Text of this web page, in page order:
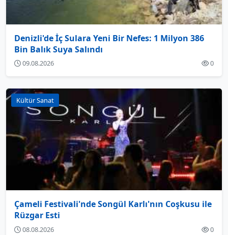
Denizli'de İç Sulara Yeni Bir Nefes: 1 Milyon 386
Bin Balık Suya Salındı
09.08.2026 0
Kültür Sanat
Çameli Festivali'nde Songül Karlı'nın Coşkusu ile
Rüzgar Esti
08.08.2026 0